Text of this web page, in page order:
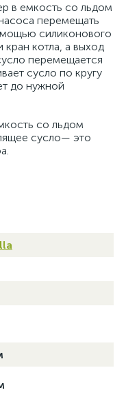
в емкость со льдом
перемещать
силиконового
кран котла, а выход
перемещается
сусло по кругу
до нужной
со льдом
сусло— это